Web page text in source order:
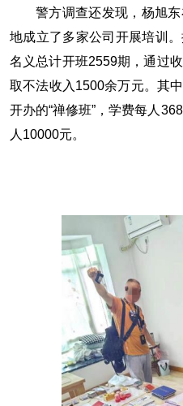
警方调查还发现，杨旭
地成立了多家公司开展培训
名义总计开班2559期，通过
取不法收入1500余万元。其
开办的“禅修班”，学费每人
人10000元。